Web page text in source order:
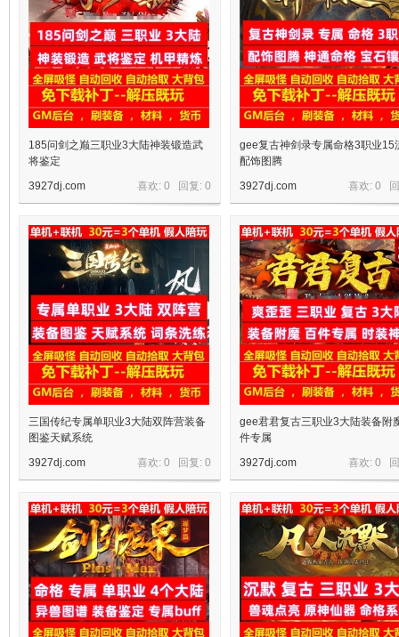
185问剑之巅三职业3大陆神装锻造武
将鉴定
喜欢: 0 回复: 0
3927dj.com
gee复古神剑录专属命格3职业15
配饰图腾
喜欢: 0
3927dj.com
三国传纪专属单职业3大陆双阵营装备
图鉴天赋系统
喜欢: 0 回复: 0
3927dj.com
gee君君复古三职业3大陆装备附
件专属
喜欢: 0
3927dj.com